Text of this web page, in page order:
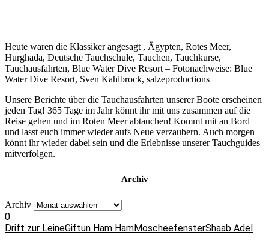
Heute waren die Klassiker angesagt , Ägypten, Rotes Meer,
Hurghada, Deutsche Tauchschule, Tauchen, Tauchkurse,
Tauchausfahrten, Blue Water Dive Resort – Fotonachweise: Blue
Water Dive Resort, Sven Kahlbrock, salzeproductions
Unsere Berichte über die Tauchausfahrten unserer Boote erscheinen
jeden Tag! 365 Tage im Jahr könnt ihr mit uns zusammen auf die
Reise gehen und im Roten Meer abtauchen! Kommt mit an Bord
und lasst euch immer wieder aufs Neue verzaubern. Auch morgen
könnt ihr wieder dabei sein und die Erlebnisse unserer Tauchguides
mitverfolgen.
Archiv
Archiv
0
Drift zur LeineGiftun Ham HamMoscheefensterShaab Adel